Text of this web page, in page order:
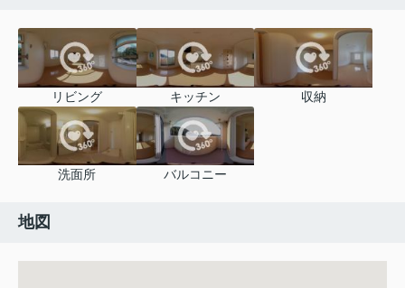
リビング キッチン 収納
洗面所 バルコニー
地図